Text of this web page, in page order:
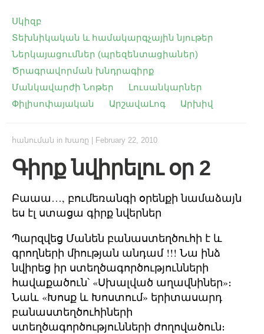
Սկիզբ
Տեխնիկական և համակարգչային նյութեր
Ներկայացումներ (պրեզենտացիաներ)
Ծրագրավորման խնդրագիրք
Մանկավարժի Նոթեր
Լուսանկարներ
Փիլիսոփայական
ԱրշավաԼոգ Արխիվ
հանուման in Խառը February 22, 2010
Գիրք նվիրելու օր 2
Բաաա…, բումեռանգի օրենքի նամաձայն
ես էլ ստացա գիրք նվերներ
Պարզվեց Մանեն բանաստեղծուհի է և
գրողների միության անդամ !!! Նա ինձ
նվիրեց իր ստեղծագործությունների
հավաքածուն՝ «Սխալված աղավնիներ»։
Նաև «Խոսք և Խոստում» երիտասարդ
բանաստեղծուհիների
ստեղծագործությունների ժողովածուն։